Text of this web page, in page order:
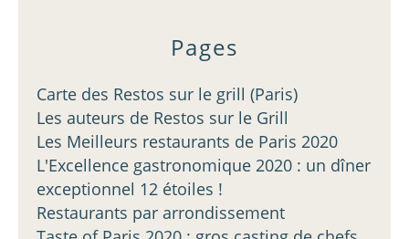
Pages
Carte des Restos sur le grill (Paris)
Les auteurs de Restos sur le Grill
Les Meilleurs restaurants de Paris 2020
L'Excellence gastronomique 2020 : un dîner
exceptionnel 12 étoiles !
Restaurants par arrondissement